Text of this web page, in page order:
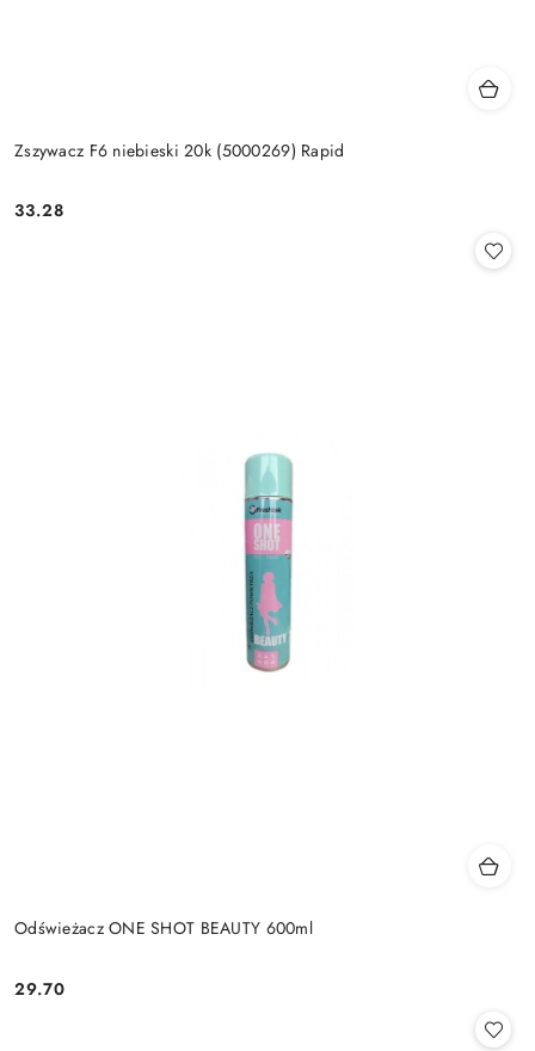
Zszywacz F6 niebieski 20k (5000269) Rapid
Cena:
33.28
Odświeżacz ONE SHOT BEAUTY 600ml
Cena:
29.70